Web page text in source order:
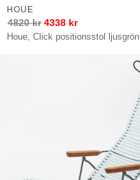
Houe, Click positionsstol ljusgrön
HOUE
4820kr 4338 kr